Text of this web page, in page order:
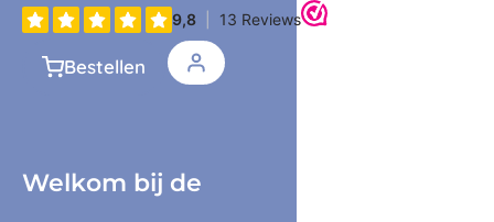
Bestellen
Welkom bij de